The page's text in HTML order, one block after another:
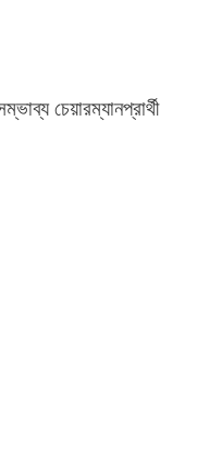
চেয়ারম্যানপ্রার্থী